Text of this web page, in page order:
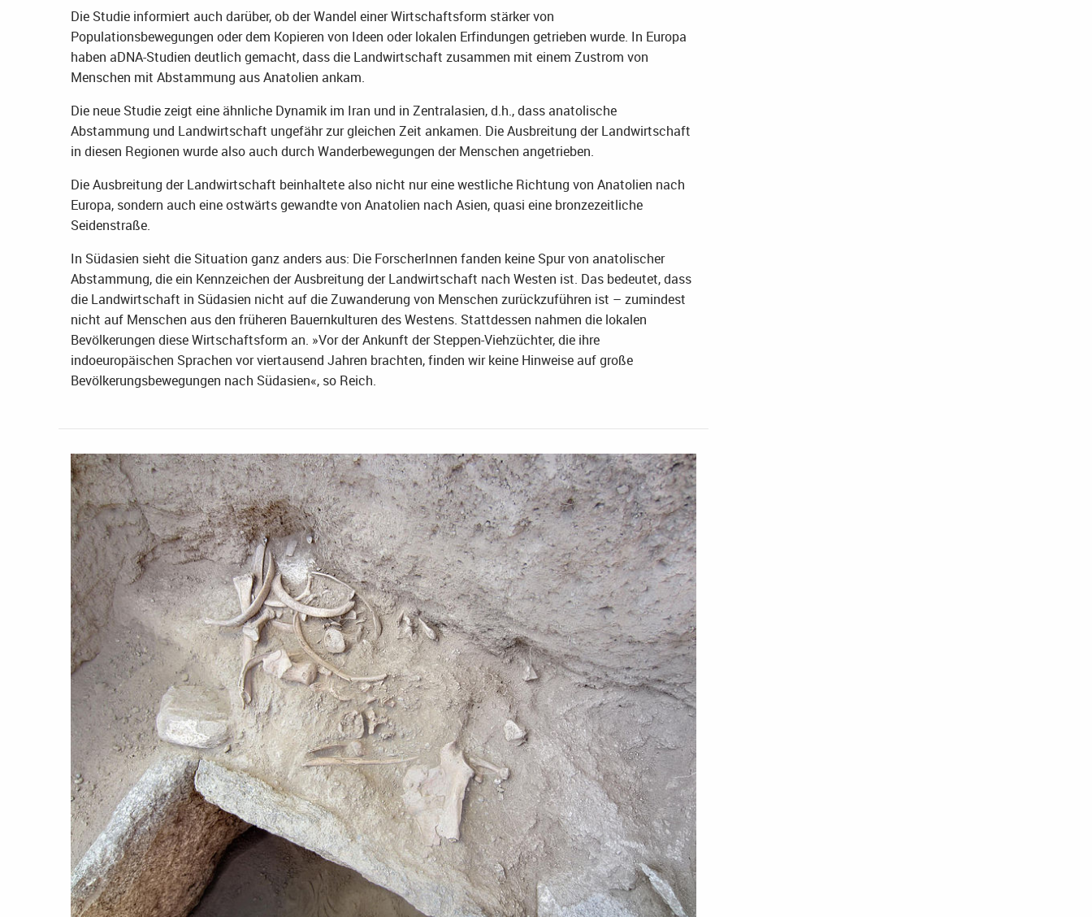
Die Studie informiert auch darüber, ob der Wandel einer Wirtschaftsform stärker von
Populationsbewegungen oder dem Kopieren von Ideen oder lokalen Erfindungen getrieben wurde. In Europa
haben aDNA-Studien deutlich gemacht, dass die Landwirtschaft zusammen mit einem Zustrom von
Menschen mit Abstammung aus Anatolien ankam.
Die neue Studie zeigt eine ähnliche Dynamik im Iran und in Zentralasien, d.h., dass anatolische
Abstammung und Landwirtschaft ungefähr zur gleichen Zeit ankamen. Die Ausbreitung der Landwirtschaft
in diesen Regionen wurde also auch durch Wanderbewegungen der Menschen angetrieben.
Die Ausbreitung der Landwirtschaft beinhaltete also nicht nur eine westliche Richtung von Anatolien nach
Europa, sondern auch eine ostwärts gewandte von Anatolien nach Asien, quasi eine bronzezeitliche
Seidenstraße.
In Südasien sieht die Situation ganz anders aus: Die ForscherInnen fanden keine Spur von anatolischer
Abstammung, die ein Kennzeichen der Ausbreitung der Landwirtschaft nach Westen ist. Das bedeutet, dass
die Landwirtschaft in Südasien nicht auf die Zuwanderung von Menschen zurückzuführen ist – zumindest
nicht auf Menschen aus den früheren Bauernkulturen des Westens. Stattdessen nahmen die lokalen
Bevölkerungen diese Wirtschaftsform an. »Vor der Ankunft der Steppen-Viehzüchter, die ihre
indoeuropäischen Sprachen vor viertausend Jahren brachten, finden wir keine Hinweise auf große
Bevölkerungsbewegungen nach Südasien«, so Reich.